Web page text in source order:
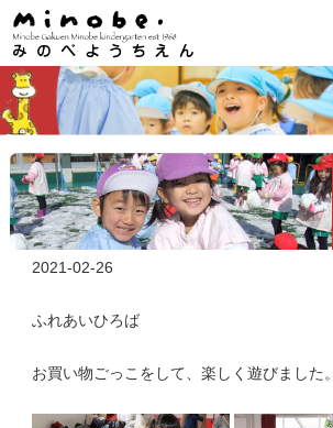
2021-02-26
ふれあいひろば
お買い物ごっこをして、楽しく遊びました。